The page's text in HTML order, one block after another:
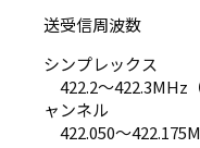
送受信周波数
シンプレックス
422.2〜422.3MHz
ャンネル
422.050〜